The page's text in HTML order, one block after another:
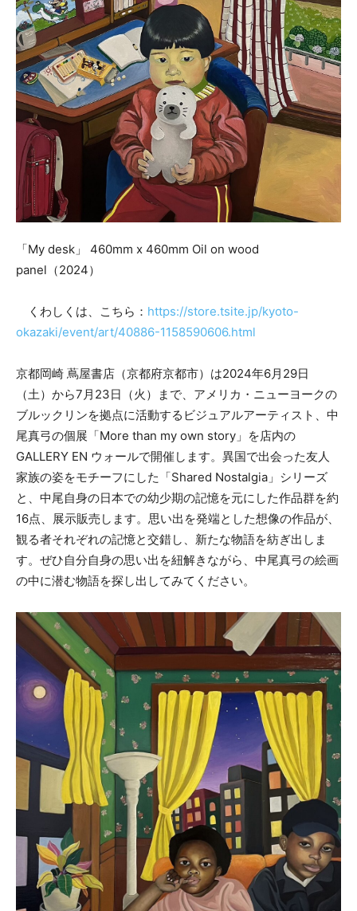
「My desk」 460mm x 460mm Oil on wood
panel（2024）
くわしくは、こちら： https://store.tsite.jp/kyoto-
okazaki/event/art/40886-1158590606.html
京都岡崎 蔦屋書店（京都府京都市）は2024年6月29日
（土）から7月23日（火）まで、アメリカ・ニューヨークの
ブルックリンを拠点に活動するビジュアルアーティスト、中
尾真弓の個展「More than my own story」を店内の
GALLERY EN ウォールで開催します。異国で出会った友人
家族の姿をモチーフにした「Shared Nostalgia」シリーズ
と、中尾自身の日本での幼少期の記憶を元にした作品群を約
16点、展示販売します。思い出を発端とした想像の作品が、
観る者それぞれの記憶と交錯し、新たな物語を紡ぎ出しま
す。ぜひ自分自身の思い出を紐解きながら、中尾真弓の絵画
の中に潜む物語を探し出してみてください。